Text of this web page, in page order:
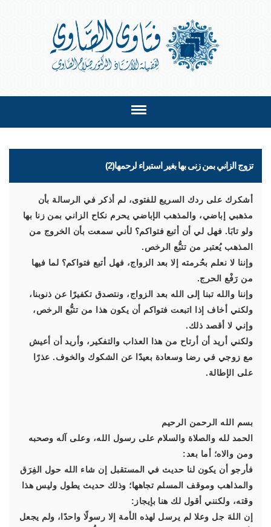
تزوج الزاني بمن زنى بها بغير استبراء لرحمها(2)
أشكرك على ردك السريع للفتوى، لم أذكر في الرسالة بأن
مذهبي إباضي، والمذهب الإباضي يحرم نكاح الزاني بمن زنا بها
ولو تابَا. فهل لي أن أتبع فتواكم؟ لأني سمعت بأن الخروج من
المذهب يُعتبر من تتبُّع الرخص.
وإننا لا نعلم بحُرمته إلا بعد الزواج، فهل أتبع فتواكم؟ لما فيها
من رَفْع الحرج.
وإننا والله تبنا إلى الله بعد الزواج، ونتصدق تكفيرًا عن ذنوبنا،
ولكني أخاف إذا اتبعت فتواكم أن يكون هذا من تتبُّع الرخص،
وإني لا أقصد ذلك.
ولكني أريد أن أرتاح من هذا العذاب والتفكير، وأريد أن أعيش
مع زوجي في رضا وسعادة بعيدًا عن الشكوك والخوف. عذرًا
على الإطالة.
بسم الله الرحمن الرحيم
الحمد لله والصلاة والسلام على رسول الله، وعلى آله وصحبه
ومن والاه؛ أما بعد:
فأرجو أن يكون لنا حديث في المستقبل إن شاء الله حول الفِرَق
والمذاهب وموقف المسلم تجاهها؛ وذلك حديث يطول وليس هذا
وقته، ولكنني أقول لك هنا بإيجاز:
إن اللهَ جل وعلا لم يرسل لهذه الأمة إلا رسولًا واحدًا، ولم يجعل